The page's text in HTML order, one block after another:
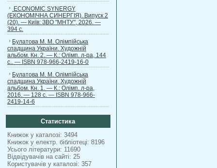
ECONOMIC SYNERGY
(ЕКОНОМІЧНА СИНЕРГІЯ). Випуск 2
(20). — Київ: ЗВО "МНТУ", 2026. —
394 с.
Булатова М. М. Олімпійська
спадщина України. Художній
альбом. Кн. 2. — К.: Олімп. л-ра, 144
с.. — ISBN 978-966-2419-16-0
Булатова М. М. Олімпійська
спадщина України. Художній
альбом. Кн. 1. — К.: Олімп. л-ра,
2016. — 128 с. — ISBN 978-966-
2419-14-6
Статистика
Книжок у каталозі: 3494
Книжок у електр. бібліотеці: 8196
Усього літератури: 11690
Відвідувачів на сайті: 25
Користувачів у каталозі: 357